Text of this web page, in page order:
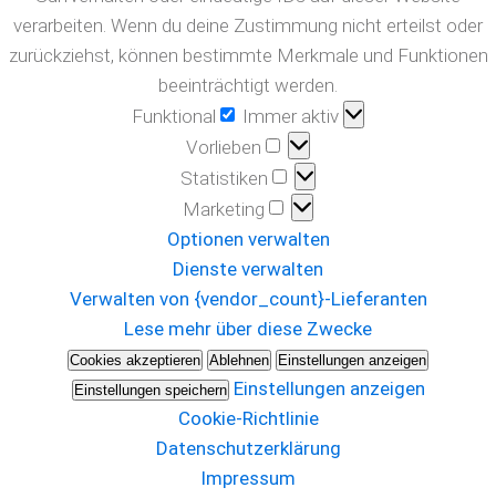
verarbeiten. Wenn du deine Zustimmung nicht erteilst oder
zurückziehst, können bestimmte Merkmale und Funktionen
beeinträchtigt werden.
Funktional
Funktional
Immer aktiv
Vorlieben
Vorlieben
Statistiken
Statistiken
Marketing
Marketing
Optionen verwalten
Dienste verwalten
Verwalten von {vendor_count}-Lieferanten
Lese mehr über diese Zwecke
Cookies akzeptieren Ablehnen Einstellungen anzeigen
Einstellungen speichern Einstellungen anzeigen
Cookie-Richtlinie
Datenschutzerklärung
Impressum